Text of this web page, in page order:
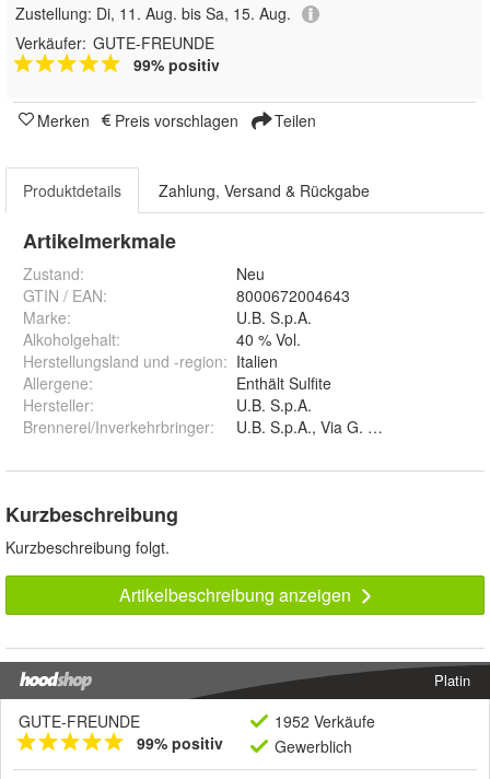
Zustellung: Di, 11. Aug. bis Sa, 15. Aug.
Verkäufer: GUTE-FREUNDE
99% positiv
Merken Preis vorschlagen Teilen
Produktdetails Zahlung, Versand & Rückgabe
Artikelmerkmale
Zustand:
Neu
GTIN / EAN:
8000672004643
Marke:
U.B. S.p.A.
Alkoholgehalt:
40 % Vol.
Herstellungsland und -region: Italien
Allergene:
Enthält Sulfite
Hersteller:
U.B. S.p.A.
Brennerei/Inverkehrbringer: U.B. S.p.A., Via G. Galilei 6, 35035
Kurzbeschreibung
Kurzbeschreibung folgt.
Artikelbeschreibung anzeigen
Platin
GUTE-FREUNDE
99% positiv
1952 Verkäufe
Gewerblich